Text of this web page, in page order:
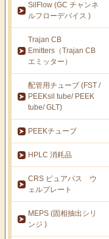
SilFlow (GC チャンネ
ルフローデバイス )
Trajan CB
Emitters（Trajan CB
エミッター）
配管用チューブ (FST /
PEEKsil tube/ PEEK
tube/ GLT)
PEEKチューブ
HPLC 消耗品
CRS ピュアパス ウ
ェルプレート
MEPS (固相抽出シリ
ンジ )